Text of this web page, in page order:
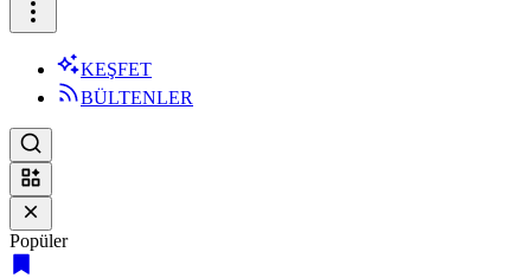
KEŞFET
BÜLTENLER
Popüler